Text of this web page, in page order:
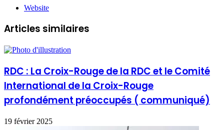
Website
Articles similaires
RDC : La Croix-Rouge de la RDC et le Comité
International de la Croix-Rouge
profondément préoccupés ( communiqué)
19 février 2025